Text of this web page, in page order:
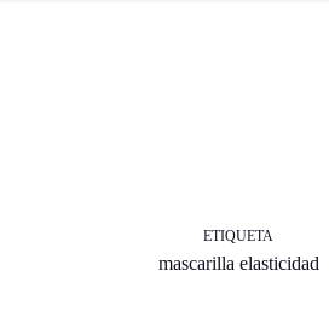
ETIQUETA
mascarilla elasticidad